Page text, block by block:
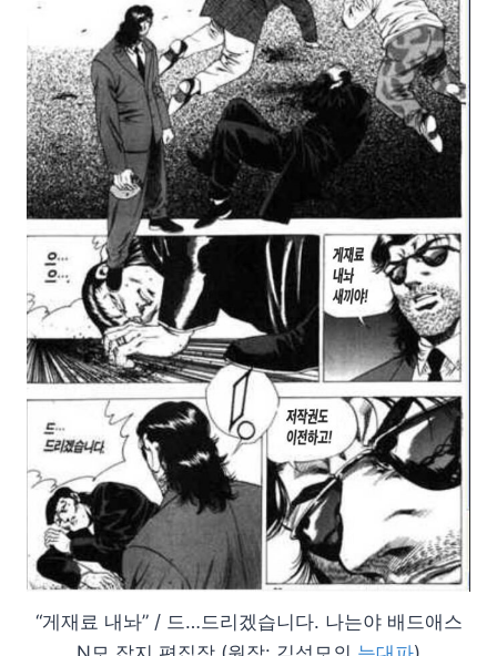
“게재료 내놔” / 드…드리겠습니다. 나는야 배드애스